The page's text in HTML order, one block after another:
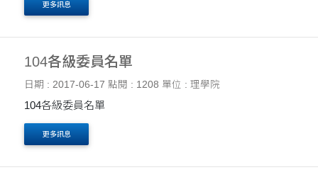
更多訊息
104各級委員名單
日期 : 2017-06-17 點閱 : 1208 單位 : 理學院
104各級委員名單
更多訊息